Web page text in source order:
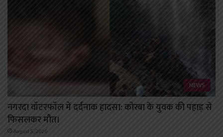
NEWS
नगरदा वॉटरफॉल में दर्दनाक हादसा: कोरबा के युवक की पहाड़ से
फिसलकर मौत।
August 5, 2026